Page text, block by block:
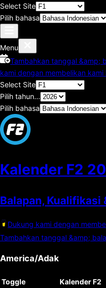
Select Site
Pilih bahasa
Menu
Tambahkan tanggal &amp;
kami dengan membelikan kami
Select Site
Pilih tahun...
Pilih bahasa
Kalender F2
Balapan, Kualifikasi
Dukung kami dengan
Tambahkan tanggal &amp;
America/Adak
Toggle Kalender F2